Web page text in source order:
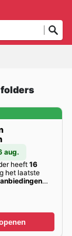
folders
aug.
heeft 16
het laatste